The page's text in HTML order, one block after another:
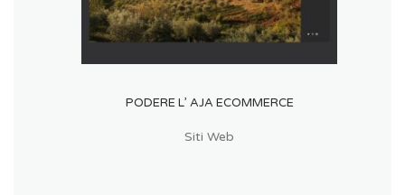
PODERE L’ AJA ECOMMERCE
Siti Web